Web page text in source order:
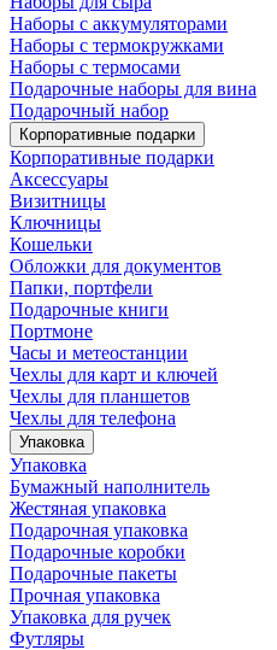
Наборы с аккумуляторами
Наборы с термокружками
Наборы с термосами
Подарочные наборы для вина
Подарочный набор
Корпоративные подарки
Корпоративные подарки
Аксессуары
Визитницы
Ключницы
Кошельки
Обложки для документов
Папки, портфели
Подарочные книги
Портмоне
Часы и метеостанции
Чехлы для карт и ключей
Чехлы для планшетов
Чехлы для телефона
Упаковка
Упаковка
Бумажный наполнитель
Жестяная упаковка
Подарочная упаковка
Подарочные коробки
Подарочные пакеты
Прочная упаковка
Упаковка для ручек
Футляры